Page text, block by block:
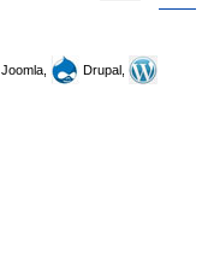
Joomla,
Drupal,